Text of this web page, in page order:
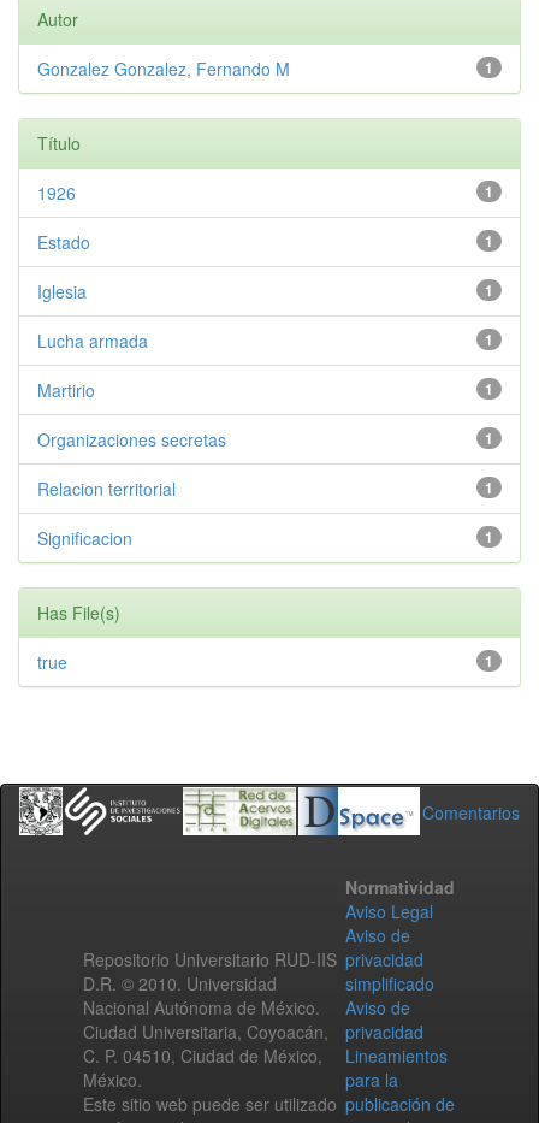
Autor
1
Gonzalez Gonzalez, Fernando M
Título
1
1926
1
Estado
1
Iglesia
1
Lucha armada
1
Martirio
1
Organizaciones secretas
1
Relacion territorial
1
Significacion
Has File(s)
1
true
Comentarios
Repositorio Universitario RUD-IIS
D.R. © 2010. Universidad
Nacional Autónoma de México.
Ciudad Universitaria, Coyoacán,
C. P. 04510, Ciudad de México,
México.
Este sitio web puede ser utilizado
Normatividad
Aviso Legal
Aviso de
privacidad
simplificado
Aviso de
privacidad
Lineamientos
para la
publicación de